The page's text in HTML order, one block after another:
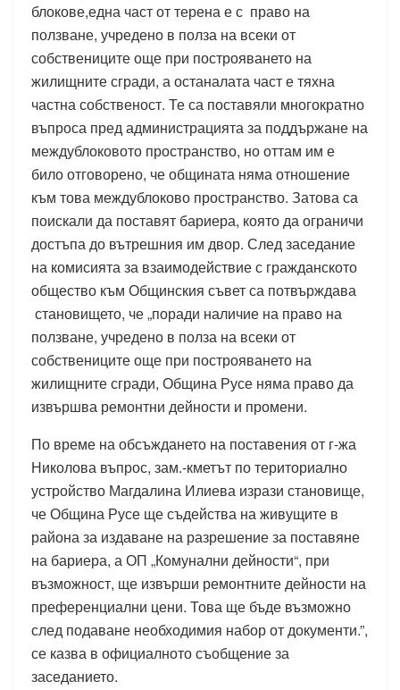
блокове,една част от терена е с право на
ползване, учредено в полза на всеки от
собствениците още при построяването на
жилищните сгради, а останалата част е тяхна
частна собственост. Те са поставяли многократно
въпроса пред администрацията за поддържане на
междублоковото пространство, но оттам им е
било отговорено, че общината няма отношение
към това междублоково пространство. Затова са
поискали да поставят бариера, която да ограничи
достъпа до вътрешния им двор. След заседание
на комисията за взаимодействие с гражданското
общество към Общинския съвет са потвърждава
становището, че „поради наличие на право на
ползване, учредено в полза на всеки от
собствениците още при построяването на
жилищните сгради, Община Русе няма право да
извършва ремонтни дейности и промени.
По време на обсъждането на поставения от г-жа
Николова въпрос, зам.-кметът по териториално
устройство Магдалина Илиева изрази становище,
че Община Русе ще съдейства на живущите в
района за издаване на разрешение за поставяне
на бариера, а ОП „Комунални дейности“, при
възможност, ще извърши ремонтните дейности на
преференциални цени. Това ще бъде възможно
след подаване необходимия набор от документи.”,
се казва в официалното съобщение за
заседанието.